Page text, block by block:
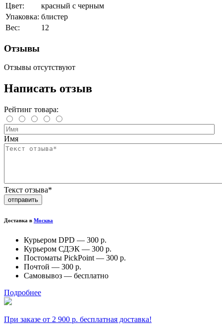
Цвет:
красный с черным
Упаковка: блистер
Вес:
12
Отзывы
Отзывы отсутствуют
Написать отзыв
Рейтинг товара:
Имя
Текст отзыва*
отправить
Доставка в Москва
Курьером DPD — 300 р.
Курьером СДЭК — 300 р.
Постоматы PickPoint — 300 р.
Почтой — 300 р.
Самовывоз — бесплатно
Подробнее
При заказе от 2 900 р. бесплатная доставка!